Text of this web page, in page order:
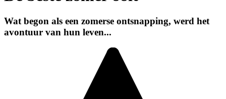
Wat begon als een zomerse ontsnapping, werd het
avontuur van hun leven...